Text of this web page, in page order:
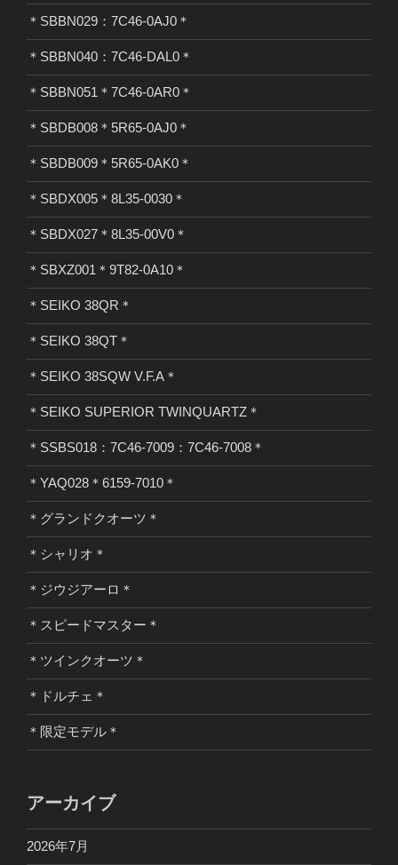
＊SBBN029：7C46-0AJ0＊
＊SBBN040：7C46-DAL0＊
＊SBBN051＊7C46-0AR0＊
＊SBDB008＊5R65-0AJ0＊
＊SBDB009＊5R65-0AK0＊
＊SBDX005＊8L35-0030＊
＊SBDX027＊8L35-00V0＊
＊SBXZ001＊9T82-0A10＊
＊SEIKO 38QR＊
＊SEIKO 38QT＊
＊SEIKO 38SQW V.F.A＊
＊SEIKO SUPERIOR TWINQUARTZ＊
＊SSBS018：7C46-7009：7C46-7008＊
＊YAQ028＊6159-7010＊
＊グランドクオーツ＊
＊シャリオ＊
＊ジウジアーロ＊
＊スピードマスター＊
＊ツインクオーツ＊
＊ドルチェ＊
＊限定モデル＊
アーカイブ
2026年7月